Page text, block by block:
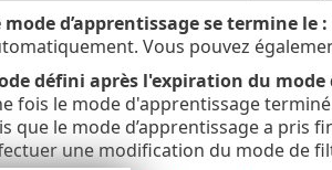
mode d’apprentissage se termine le :
Vous pouvez
défini après l'expiration du mode
fois le mode d'apprentissage
que le mode d’apprentissage a pris
une modification du mode de